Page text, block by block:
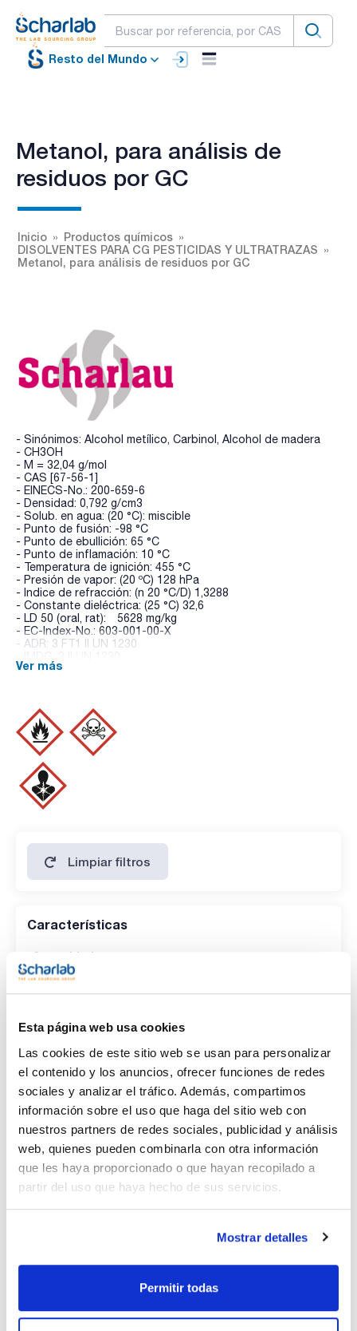
Esta página web usa cookies
Las cookies de este sitio web se usan para personalizar
el contenido y los anuncios, ofrecer funciones de redes
sociales y analizar el tráfico. Además, compartimos
información sobre el uso que haga del sitio web con
nuestros partners de redes sociales, publicidad y análisis
web, quienes pueden combinarla con otra información
que les haya proporcionado o que hayan recopilado a
partir del uso que haya hecho de sus servicios.
Mostrar detalles
Permitir todas
Resto del Mundo
Metanol, para análisis de
residuos por GC
Inicio
Productos químicos
DISOLVENTES PARA CG PESTICIDAS Y ULTRATRAZAS
Metanol, para análisis de residuos por GC
- Sinónimos: Alcohol metílico, Carbinol, Alcohol de madera
- CH3OH
- M = 32,04 g/mol
- CAS [67-56-1]
- EINECS-No.: 200-659-6
- Densidad: 0,792 g/cm3
- Solub. en agua: (20 °C): miscible
- Punto de fusión: -98 °C
- Punto de ebullición: 65 °C
- Punto de inflamación: 10 °C
- Temperatura de ignición: 455 °C
- Presión de vapor: (20 ºC) 128 hPa
- Indice de refracción: (n 20 °C/D) 1,3288
- Constante dieléctrica: (25 °C) 32,6
- LD 50 (oral, rat): 5628 mg/kg
- EC-Index-No.: 603-001-00-X
- ADR: 3 FT1 II UN 1230
- IATA/ICAO: 3 II UN 1230
- Frases P-GHS: P210 - P301+P310 - P303+P361+P353 -
P370+P378a - P405 - P501a - -
- Partida arancelaria: 2905 11 00 10
- Aspecto: Incoloro
ESPECIFICACIONES
contenido (G.C.): min. 99,9 %
identidad (IR-spectrum): pasa test
densidad(20º/4º): 0,790 - 0,792
Apto para análisis de resíduos de pesticidas
organohalogenados análisis de residuos ECD, de 1,2,4-
Ver más
Limpiar filtros
Características
Capacidad
x 1 l
Capacidad
x 1 l
Referencia
Envase
Precio